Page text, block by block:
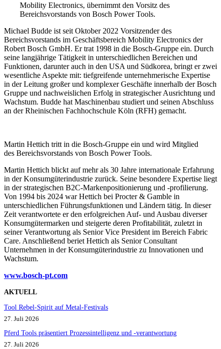
Mobility Electronics, übernimmt den Vorsitz des
Bereichsvorstands von Bosch Power Tools.
Michael Budde ist seit Oktober 2022 Vorsitzender des
Bereichsvorstands im Geschäftsbereich Mobility Electronics der
Robert Bosch GmbH. Er trat 1998 in die Bosch-Gruppe ein. Durch
seine langjährige Tätigkeit in unterschiedlichen Bereichen und
Funktionen, darunter auch in den USA und Südkorea, bringt er zwei
wesentliche Aspekte mit: tiefgreifende unternehmerische Expertise
in der Leitung großer und komplexer Geschäfte innerhalb der Bosch
Gruppe und nachweislichen Erfolg in strategischer Ausrichtung und
Wachstum. Budde hat Maschinenbau studiert und seinen Abschluss
an der Rheinischen Fachhochschule Köln (RFH) gemacht.
Martin Hettich tritt in die Bosch-Gruppe ein und wird Mitglied
des Bereichsvorstands von Bosch Power Tools.
Martin Hettich blickt auf mehr als 30 Jahre internationale Erfahrung
in der Konsumgüterindustrie zurück. Seine besondere Expertise liegt
in der strategischen B2C-Markenpositionierung und -profilierung.
Von 1994 bis 2024 war Hettich bei Procter & Gamble in
unterschiedlichen Führungsfunktionen und Ländern tätig. In dieser
Zeit verantwortete er den erfolgreichen Auf- und Ausbau diverser
Konsumgütermarken und steigerte deren Profitabilität, zuletzt in
seiner Verantwortung als Senior Vice President im Bereich Fabric
Care. Anschließend beriet Hettich als Senior Consultant
Unternehmen in der Konsumgüterindustrie zu Innovationen und
Wachstum.
www.bosch-pt.com
AKTUELL
Tool Rebel-Spirit auf Metal-Festivals
27. Juli 2026
Pferd Tools präsentiert Prozessintelligenz und -verantwortung
27. Juli 2026